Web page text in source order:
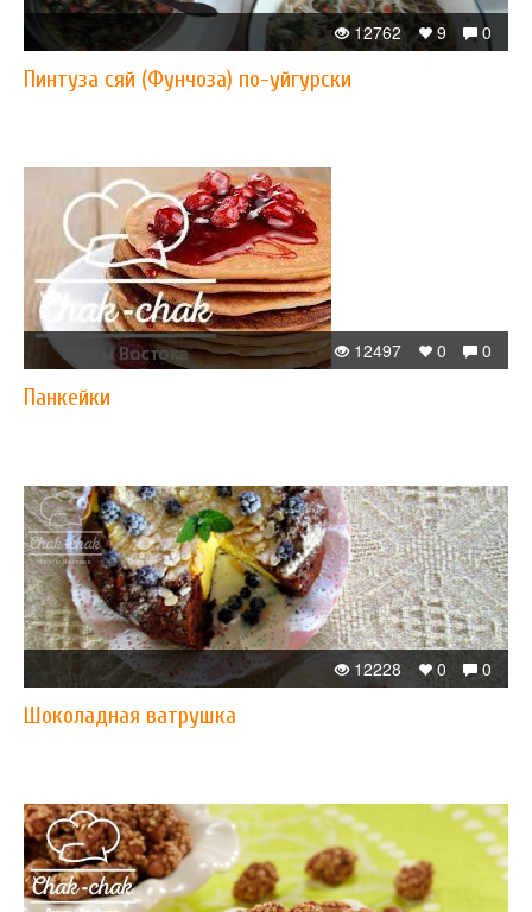
0
9
12762
Пинтуза сяй (Фунчоза) по-уйгурски
0
0
12497
Панкейки
0
0
12228
Шоколадная ватрушка